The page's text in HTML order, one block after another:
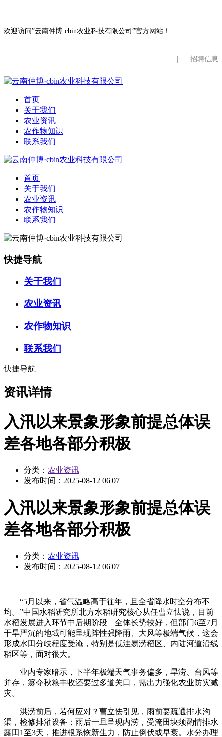
欢迎访问”云南仲博·cbin农业科技有限公司”官方网站！
招聘信息
首页
关于我们
农业资讯
农作物知识
联系我们
首页
关于我们
农业资讯
农作物知识
联系我们
快捷导航
关于我们
农业资讯
农作物知识
联系我们
快捷导航
资讯详情
入汛以来景象形象前提总体误
差各地各部分积极
分类： 农业资讯
发布时间： 2025-08-12 06:07
入汛以来景象形象前提总体误
差各地各部分积极
分类： 农业资讯
发布时间： 2025-08-12 06:07
“5月以来，省气温略高于往年，且全省降水时空分布不
均。”中国水稻研究所北方水稻研究核心从任曹立怯说，目前
水稻发展进入环节中后期阶段，全体长势较好，但部门6至7月
干旱严沉的地域可能呈现阵性强降雨、大风等极端气候，这会
形成水田分歧程度受淹，特别是低洼易涝稻区、内陆河道沿线
稻区等，面对很大。
业内专家暗示，下半年极端天气事务偏多，旱涝、台风等
并存，篡夺秋粮丰收还要过多道关口，需出力强化农业防灾减
灾。
洪涝前后，若何应对？曹立怯引见，雨前要疏通排水沟
渠，检修排灌设备；雨后一旦呈现内涝，受淹田块须酌情排水
露田1至3天，推进根系恢新生力，防止倒伏或早衰。水分办理